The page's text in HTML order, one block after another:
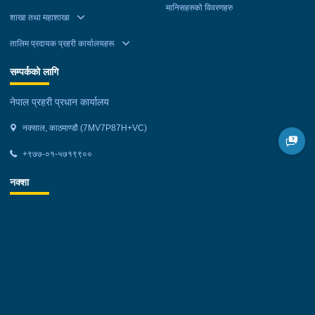
शाखा तथा महाशाखा
तालिम प्रदायक प्रहरी कार्यालयहरू
मानिसहरुको विवरणहरु
सम्पर्कको लागि
नेपाल प्रहरी प्रधान कार्यालय
नक्साल, काठमाण्डौ (7MV7P87H+VC)
+९७७-०१-५७१९९००
नक्शा